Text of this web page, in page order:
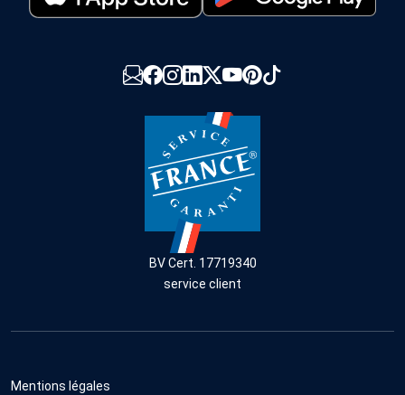
BV Cert. 17719340
service client
Mentions légales